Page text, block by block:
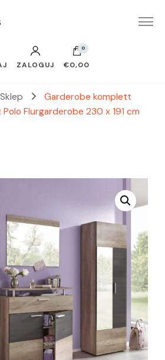
ZALOGUJ
0
€0,00
Sklep
Garderobe komplett
Flurgarderobe 230 x 191 cm